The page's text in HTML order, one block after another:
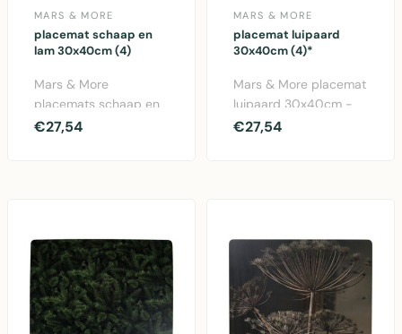
MARS & MORE
placemat schaap en
lam 30x40cm (4)
Mars & More
placemats schaap en
lam set van 4.
€27,54
MARS & MORE
placemat luipaard
30x40cm (4)*
Mars & More placemat
luipaard 30x40cm -
Kurk met dierprint. Set
€27,54